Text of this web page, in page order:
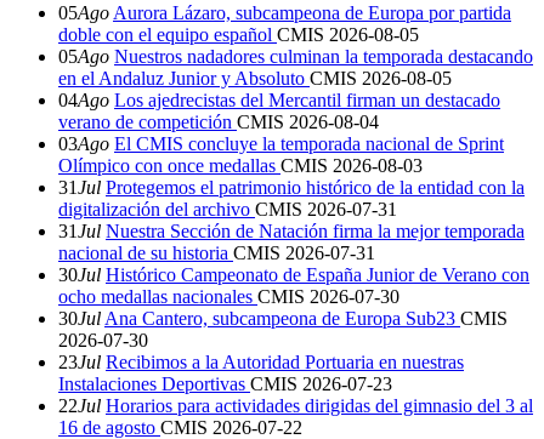
05Ago Aurora Lázaro, subcampeona de Europa por partida
doble con el equipo español CMIS 2026-08-05
05Ago Nuestros nadadores culminan la temporada destacando
en el Andaluz Junior y Absoluto CMIS 2026-08-05
04Ago Los ajedrecistas del Mercantil firman un destacado
verano de competición CMIS 2026-08-04
03Ago El CMIS concluye la temporada nacional de Sprint
Olímpico con once medallas CMIS 2026-08-03
31Jul Protegemos el patrimonio histórico de la entidad con la
digitalización del archivo CMIS 2026-07-31
31Jul Nuestra Sección de Natación firma la mejor temporada
nacional de su historia CMIS 2026-07-31
30Jul Histórico Campeonato de España Junior de Verano con
ocho medallas nacionales CMIS 2026-07-30
30Jul Ana Cantero, subcampeona de Europa Sub23 CMIS
2026-07-30
23Jul Recibimos a la Autoridad Portuaria en nuestras
Instalaciones Deportivas CMIS 2026-07-23
22Jul Horarios para actividades dirigidas del gimnasio del 3 al
16 de agosto CMIS 2026-07-22